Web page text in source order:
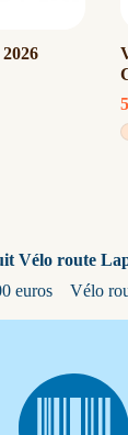
Vélo route
euros
Vélo